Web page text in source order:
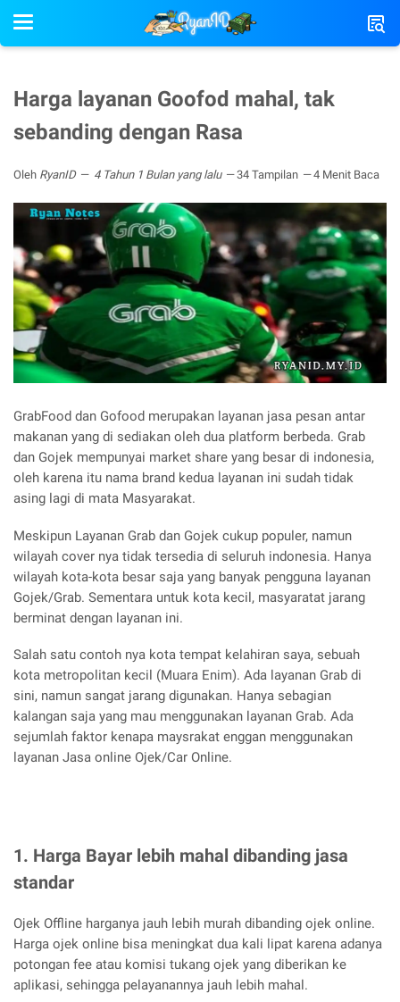
Harga layanan Goofod mahal, tak
sebanding dengan Rasa
Oleh RyanID 4 Tahun 1 Bulan yang lalu 34 Tampilan 4 Menit Baca
GrabFood dan Gofood merupakan layanan jasa pesan antar
makanan yang di sediakan oleh dua platform berbeda. Grab
dan Gojek mempunyai market share yang besar di indonesia,
oleh karena itu nama brand kedua layanan ini sudah tidak
asing lagi di mata Masyarakat.
Meskipun Layanan Grab dan Gojek cukup populer, namun
wilayah cover nya tidak tersedia di seluruh indonesia. Hanya
wilayah kota-kota besar saja yang banyak pengguna layanan
Gojek/Grab. Sementara untuk kota kecil, masyaratat jarang
berminat dengan layanan ini.
Salah satu contoh nya kota tempat kelahiran saya, sebuah
kota metropolitan kecil (Muara Enim). Ada layanan Grab di
sini, namun sangat jarang digunakan. Hanya sebagian
kalangan saja yang mau menggunakan layanan Grab. Ada
sejumlah faktor kenapa maysrakat enggan menggunakan
layanan Jasa online Ojek/Car Online.
1. Harga Bayar lebih mahal dibanding jasa
standar
Ojek Offline harganya jauh lebih murah dibanding ojek online.
Harga ojek online bisa meningkat dua kali lipat karena adanya
potongan fee atau komisi tukang ojek yang diberikan ke
aplikasi, sehingga pelayanannya jauh lebih mahal.